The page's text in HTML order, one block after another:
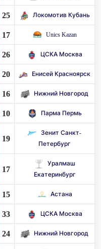
25 Локомотив Кубань
17 Unics Kazan
26 ЦСКА Москва
20 Енисей Красноярск
16 Нижний Новгород
10 Парма Пермь
19
Зенит Санкт-
Петербург
17
Уралмаш
Екатеринбург
15 Астана
33 ЦСКА Москва
24 Нижний Новгород